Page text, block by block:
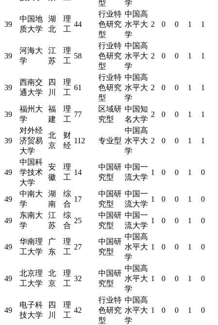
型
学
39
中国地
质大学
湖
北
理
工
44
行业特
色研究
型
中国高
水平大
学
2 0 0 1 1
39
河海大
学
江
苏
理
工
58
行业特
色研究
型
中国高
水平大
学
2 0 0 1 1
39
西南交
通大学
四
川
理
工
61
行业特
色研究
型
中国高
水平大
学
2 0 0 1 1
39
福州大
学
福
建
理
工
77
区域研
究型
中国知
名大学
2 0 0 1 1
39
对外经
济贸易
大学
北
京
财
经
112 专业型
中国高
水平大
学
2 0 0 1 1
49
中国科
学技术
大学
安
徽
理
工
14
中国研
究型
中国一
流大学
1 0 0 1 0
49
中南大
学
湖
南
综
合
17
中国研
究型
中国一
流大学
1 0 0 1 0
49
东南大
学
江
苏
综
合
25
中国研
究型
中国一
流大学
1 0 0 1 0
49
华南理
工大学
广
东
理
工
27
中国研
究型
中国高
水平大
学
1 0 0 1 0
49
北京理
工大学
北
京
理
工
32
中国研
究型
中国高
水平大
学
1 0 0 1 0
49
电子科
技大学
四
川
理
工
42
行业特
色研究
型
中国高
水平大
学
1 0 0 1 0